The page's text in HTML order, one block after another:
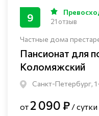
Частные дома
Пансионат для
Коломяжский
Санкт-Петербург,
9 21 отзыв
от 2 090 ₽ / сутки